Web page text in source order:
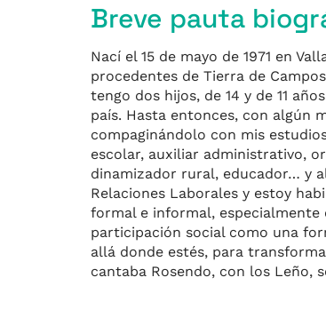
Breve pauta
Nací el 15 de mayo de 1971 en
procedentes de Tierra de
tengo dos hijos, de 14 y de 11
país. Hasta entonces, con algún
compaginándolo con mis
escolar, auxiliar administrativo,
dinamizador rural, educador… y
Relaciones Laborales y estoy
formal e informal,
participación social como una
allá donde estés, para
cantaba Rosendo, con los Leño,